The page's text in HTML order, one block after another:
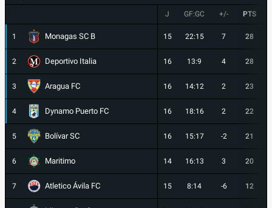
J GF:GC +/- PTS
1 Monagas SC B 15 22:15 7 28
2 Deportivo Italia 16 13:9 4 28
3 Aragua FC 16 14:12 2 23
4 Dynamo Puerto FC 16 18:16 2 22
5 Bolívar SC 16 15:17 -2 21
6 Maritimo 14 16:13 3 20
7 Atletico Ávila FC 15 8:14 -6 12